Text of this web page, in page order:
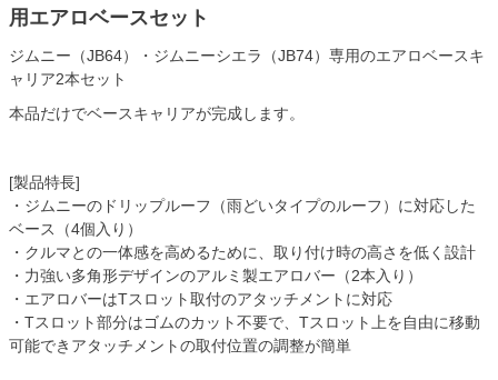
用エアロベースセット
ジムニー（JB64）・ジムニーシエラ（JB74）専用のエアロベースキ
ャリア2本セット
本品だけでベースキャリアが完成します。
[製品特長]
・ジムニーのドリップルーフ（雨どいタイプのルーフ）に対応した
ベース（4個入り）
・クルマとの一体感を高めるために、取り付け時の高さを低く設計
・力強い多角形デザインのアルミ製エアロバー（2本入り）
・エアロバーはTスロット取付のアタッチメントに対応
・Tスロット部分はゴムのカット不要で、Tスロット上を自由に移動
可能できアタッチメントの取付位置の調整が簡単